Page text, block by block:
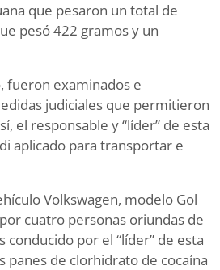
que pesaron un total de
pesó 422 gramos y un
fueron examinados e
judiciales que permitieron
el responsable y “líder” de esta
aplicado para transportar e
Volkswagen, modelo Gol
cuatro personas oriundas de
por el “líder” de esta
de clorhidrato de cocaína